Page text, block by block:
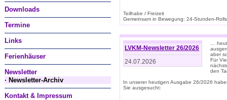
Downloads
Termine
Links
Ferienhäuser
Newsletter
· Newsletter-Archiv
Kontakt & Impressum
Teilhabe / Freizeit
Gemeinsam in Bewegung: 24-Stunden-
LVKM-Newsletter 26/2026
24.07.2026
…
aber
Für
den
In unserer heutigen Ausgabe 26/2026
Sie ausgesucht: